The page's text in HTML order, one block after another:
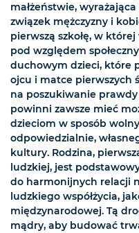
małżeństwie,
związek mężczyzny i
pierwszą szkołę, w
pod względem
duchowym dzieci, które
ojcu i matce pierwszych
na poszukiwanie prawdy
powinni zawsze mieć
dzieciom w sposób
odpowiedzialnie,
kultury. Rodzina,
ludzkiej, jest
do harmonijnych relacji
ludzkiego współżycia,
międzynarodowej. Tą
mądry, aby budować